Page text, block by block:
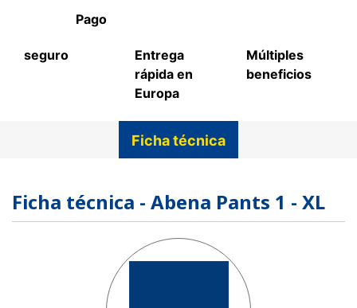
Pago
seguro
Entrega
rápida en
Europa
Múltiples
beneficios
Ficha técnica
Ficha técnica - Abena Pants 1 - XL